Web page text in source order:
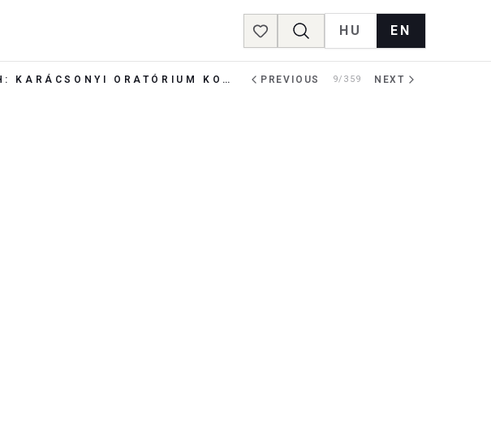
Favorites
HU EN
J. S. BACH: KARÁCSONYI ORATÓRIUM KONCERTJEI - 2024. DECEMBER 22-ÉN AZ I-III. KANTÁTÁK ÉS 2025. JANUÁR 12-ÉN A IV-VI. KANTÁTÁK PREVIOUS 9/359 NEXT